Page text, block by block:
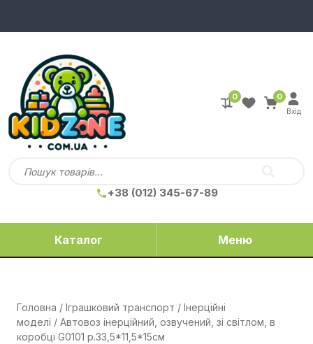
+38 (012) 345-67-89
0 0
Вхід
Каталог Меню
Головна / Іграшковий транспорт / Інерційні
моделі / Автовоз інерційний, озвучений, зі світлом, в
коробці G0101 р.33,5*11,5*15см